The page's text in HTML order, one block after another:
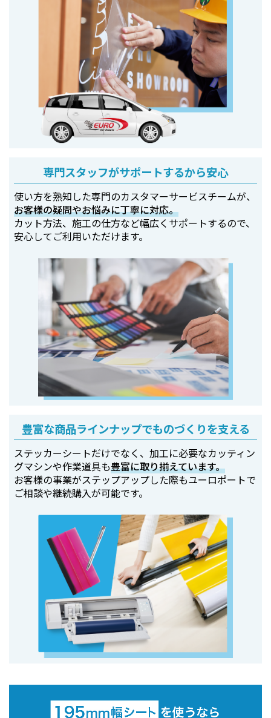
専門スタッフがサポートするから安心
使い方を熟知した専門のカスタマーサービスチームが、
お客様の疑問やお悩みに丁寧に対応。
カット方法、施工の仕方など幅広くサポートするので、
安心してご利用いただけます。
豊富な商品ラインナップでものづくりを支える
ステッカーシートだけでなく、加工に必要なカッティン
グマシンや作業道具も豊富に取り揃えています。
お客様の事業がステップアップした際もユーロポートで
ご相談や継続購入が可能です。